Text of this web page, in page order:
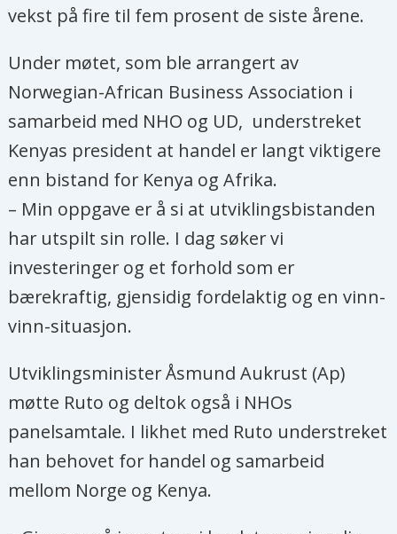
vekst på fire til fem prosent de siste årene.
Under møtet, som ble arrangert av
Norwegian-African Business Association i
samarbeid med NHO og UD, understreket
Kenyas president at handel er langt viktigere
enn bistand for Kenya og Afrika.
– Min oppgave er å si at utviklingsbistanden
har utspilt sin rolle. I dag søker vi
investeringer og et forhold som er
bærekraftig, gjensidig fordelaktig og en vinn-
vinn-situasjon.
Utviklingsminister Åsmund Aukrust (Ap)
møtte Ruto og deltok også i NHOs
panelsamtale. I likhet med Ruto understreket
han behovet for handel og samarbeid
mellom Norge og Kenya.